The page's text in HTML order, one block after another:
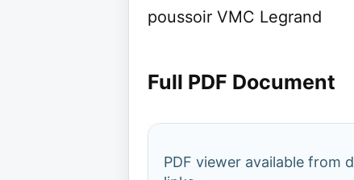
poussoir VMC Legrand
Full PDF Document
PDF viewer available from